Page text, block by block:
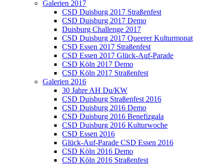
Galerien 2017
CSD Duisburg 2017 Straßenfest
CSD Duisburg 2017 Demo
Duisburg Challenge 2017
CSD Duisburg 2017 Queerer Kulturmonat
CSD Essen 2017 Straßenfest
CSD Essen 2017 Glück-Auf-Parade
CSD Köln 2017 Demo
CSD Köln 2017 Straßenfest
Galerien 2016
30 Jahre AH Du/KW
CSD Duisburg Straßenfest 2016
CSD Duisburg 2016 Demo
CSD Duisburg 2016 Benefizgala
CSD Duisburg 2016 Kulturwoche
CSD Essen 2016
Glück-Auf-Parade CSD Essen 2016
CSD Köln 2016 Demo
CSD Köln 2016 Straßenfest